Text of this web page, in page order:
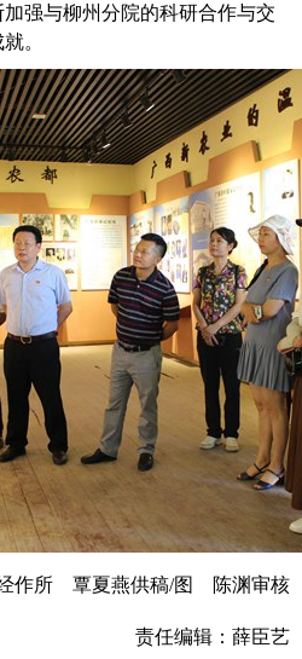
强与柳州分院的科研合作与交
。
作所 覃夏燕供稿/图 陈渊审核
责任编辑：薛臣艺